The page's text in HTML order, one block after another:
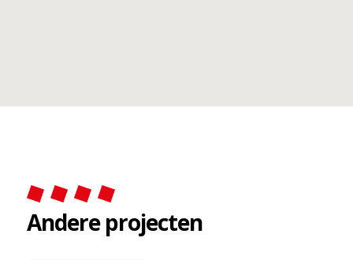
Andere projecten